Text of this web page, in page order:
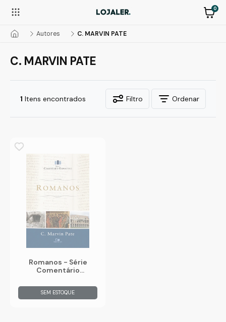
0
Autores C. MARVIN PATE
C. MARVIN PATE
1 Itens encontrados Filtro Ordenar
Romanos - Série
Comentário
SEM ESTOQUE